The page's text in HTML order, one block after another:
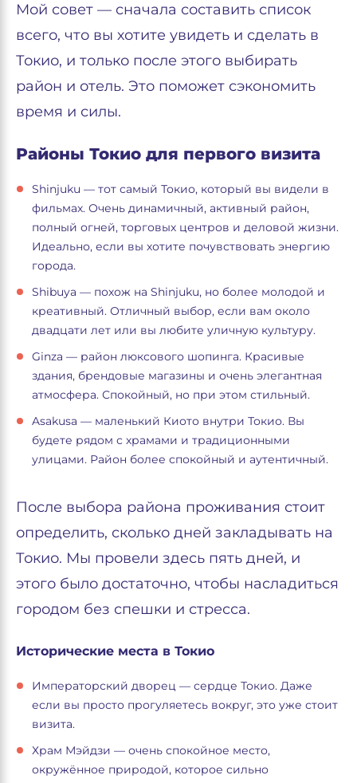
Мой совет — сначала составить список
всего, что вы хотите увидеть и сделать в
Токио, и только после этого выбирать
район и отель. Это поможет сэкономить
время и силы.
Районы Токио для первого визита
Shinjuku — тот самый Токио, который вы видели в
фильмах. Очень динамичный, активный район,
полный огней, торговых центров и деловой жизни.
Идеально, если вы хотите почувствовать энергию
города.
Shibuya — похож на Shinjuku, но более молодой и
креативный. Отличный выбор, если вам около
двадцати лет или вы любите уличную культуру.
Ginza — район люксового шопинга. Красивые
здания, брендовые магазины и очень элегантная
атмосфера. Спокойный, но при этом стильный.
Asakusa — маленький Киото внутри Токио. Вы
будете рядом с храмами и традиционными
улицами. Район более спокойный и аутентичный.
После выбора района проживания стоит
определить, сколько дней закладывать на
Токио. Мы провели здесь пять дней, и
этого было достаточно, чтобы насладиться
городом без спешки и стресса.
Исторические места в Токио
Императорский дворец — сердце Токио. Даже
если вы просто прогуляетесь вокруг, это уже стоит
визита.
Храм Мэйдзи — очень спокойное место,
окружённое природой, которое сильно